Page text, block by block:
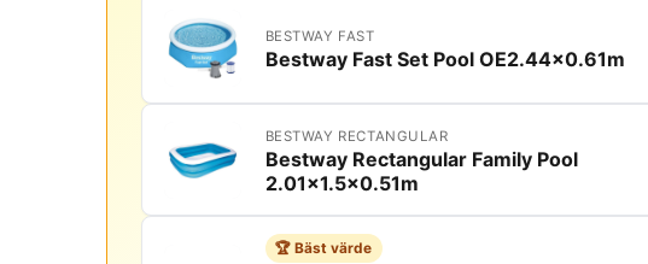
BESTWAY FAST
Bestway Fast Set Pool OE2.44x0.61m
BESTWAY RECTANGULAR
Bestway Rectangular Family Pool
2.01x1.5x0.51m
🏆 Bäst värde